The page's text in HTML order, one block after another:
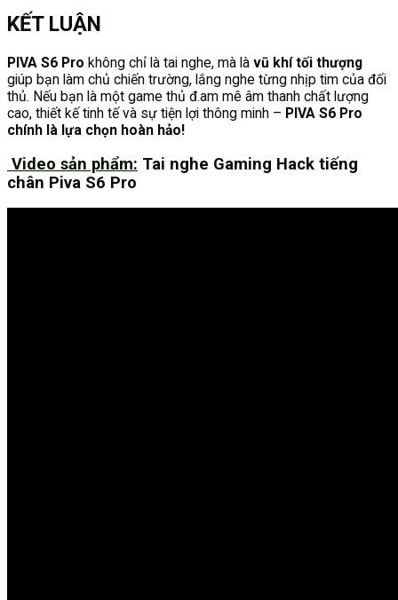
KẾT LUẬN
PIVA S6 Pro không chỉ là tai nghe, mà là vũ khí tối thượng
giúp bạn làm chủ chiến trường, lắng nghe từng nhịp tim của đối
thủ. Nếu bạn là một game thủ đ.am mê âm thanh chất lượng
cao, thiết kế tinh tế và sự tiện lợi thông minh – PIVA S6 Pro
chính là lựa chọn hoàn hảo!
Video sản phẩm: Tai nghe Gaming Hack tiếng
chân Piva S6 Pro